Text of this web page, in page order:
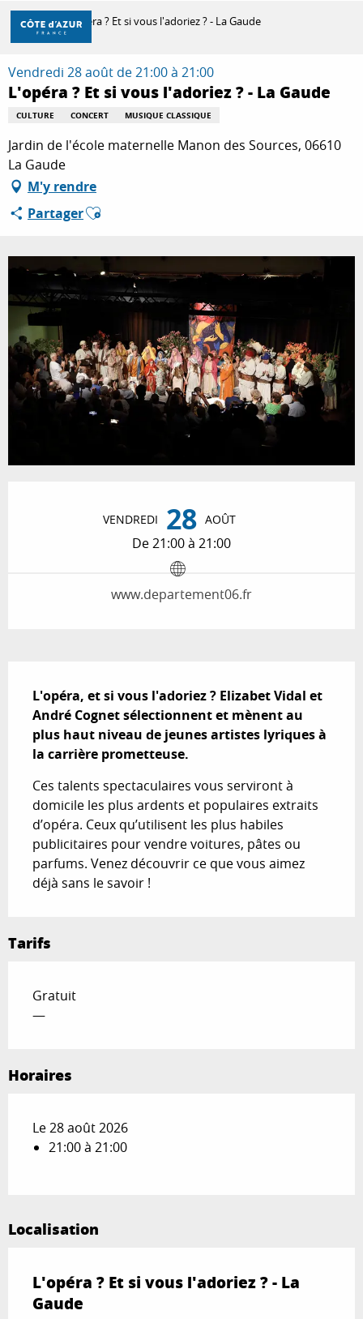
Aller
contenu
principal
DÉCOUVRIR
À FAIRE
SÉJOURNER
Accueil L'opéra ? Et si vous l'adoriez ? - La Gaude
Vendredi 28 août de 21:00 à 21:00
L'opéra ? Et si vous l'adoriez ? - La Gaude
CULTURE CONCERT MUSIQUE CLASSIQUE
Jardin de l'école maternelle Manon des Sources, 06610
La Gaude
M'y rendre
PartagerAjouter aux favoris
VENDREDI 28 AOÛT
De 21:00 à 21:00
www.departement06.fr
L'opéra, et si vous l'adoriez ? Elizabet Vidal et
André Cognet sélectionnent et mènent au
plus haut niveau de jeunes artistes lyriques à
la carrière prometteuse.
Ces talents spectaculaires vous serviront à
domicile les plus ardents et populaires extraits
d’opéra. Ceux qu’utilisent les plus habiles
publicitaires pour vendre voitures, pâtes ou
parfums. Venez découvrir ce que vous aimez
déjà sans le savoir !
Tarifs
Gratuit
—
Horaires
Le 28 août 2026
21:00 à 21:00
Localisation
L'opéra ? Et si vous l'adoriez ? - La
Gaude